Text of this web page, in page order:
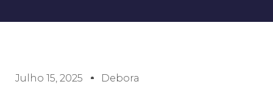
Julho 15, 2025 Debora